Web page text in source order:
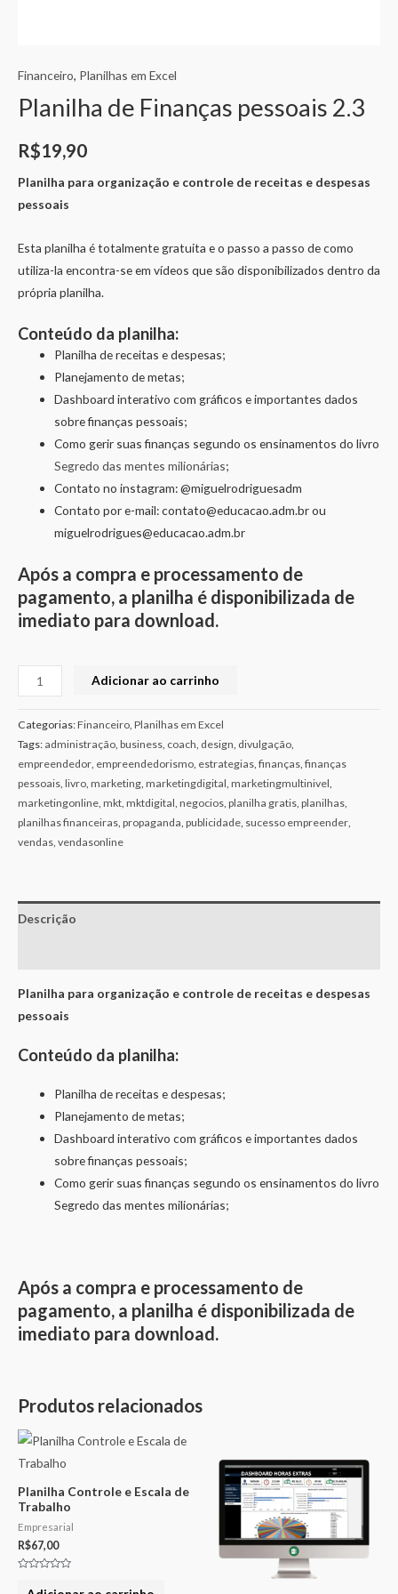
Financeiro, Planilhas em Excel
Planilha de Finanças pessoais 2.3
R$19,90
Planilha para organização e controle de receitas e despesas
pessoais
Esta planilha é totalmente gratuita e o passo a passo de como
utiliza-la encontra-se em vídeos que são disponibilizados dentro da
própria planilha.
Conteúdo da planilha:
Planilha de receitas e despesas;
Planejamento de metas;
Dashboard interativo com gráficos e importantes dados
sobre finanças pessoais;
Como gerir suas finanças segundo os ensinamentos do livro
Segredo das mentes milionárias;
Contato no instagram: @miguelrodriguesadm
Contato por e-mail: contato@educacao.adm.br ou
miguelrodrigues@educacao.adm.br
Após a compra e processamento de
pagamento, a planilha é disponibilizada de
imediato para download.
Adicionar ao carrinho
Categorias:Financeiro, Planilhas em Excel
Tags: administração, business, coach, design, divulgação,
empreendedor, empreendedorismo, estrategias, finanças, finanças
pessoais, livro, marketing, marketingdigital, marketingmultinivel,
marketingonline, mkt, mktdigital, negocios, planilha gratis, planilhas,
planilhas financeiras, propaganda, publicidade, sucesso empreender,
vendas, vendasonline
Descrição
Planilha para organização e controle de receitas e despesas
pessoais
Conteúdo da planilha:
Planilha de receitas e despesas;
Planejamento de metas;
Dashboard interativo com gráficos e importantes dados
sobre finanças pessoais;
Como gerir suas finanças segundo os ensinamentos do livro
Segredo das mentes milionárias;
Após a compra e processamento de
pagamento, a planilha é disponibilizada de
imediato para download.
Produtos relacionados
Planilha Controle e Escala de
Trabalho
Empresarial
R$67,00